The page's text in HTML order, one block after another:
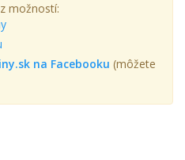
možností:
na Facebooku (môžete